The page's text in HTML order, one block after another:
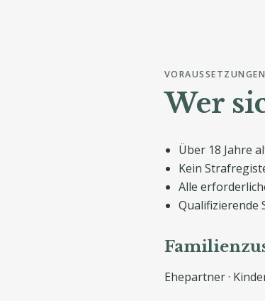
VORAUSSETZUNGEN
Wer
Über 18 Jahre
Kein
Alle
Qualifizierende
Ehepartner ·